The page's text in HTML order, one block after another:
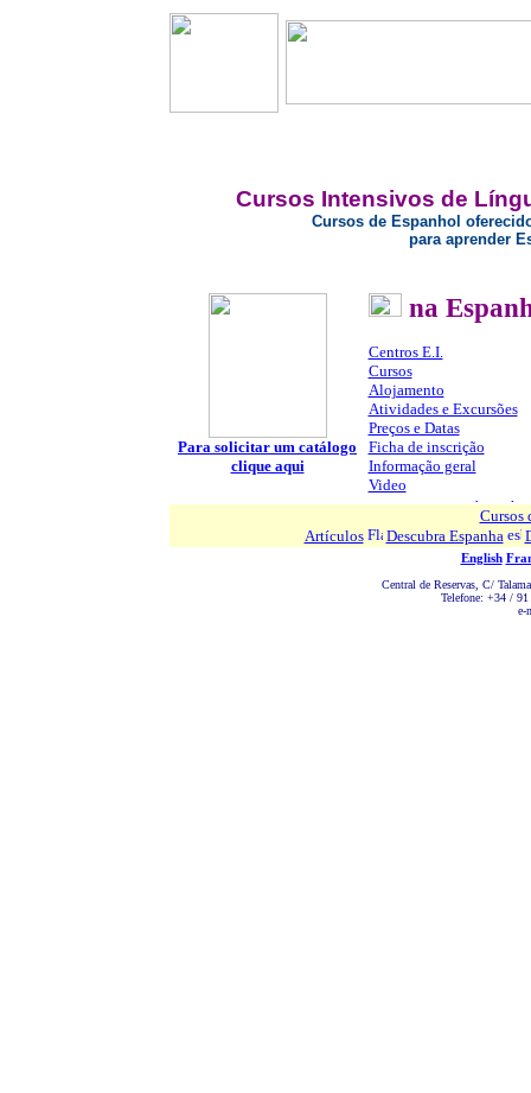
Cursos Intensivos de
Cursos de Espanhol
para aprender
Para solicitar um catálogo
clique aqui
na
Centros E.I.
Cursos
Alojamento
Atividades e Excursões
Preços e Datas
Ficha de inscrição
Informação geral
Video
Cursos
Artículos
Descubra Espanha
English
Central de Reservas, C/
Telefone: +34 /
e-